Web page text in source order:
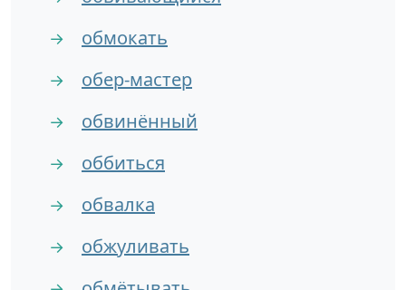
→ обмокать
→ обер-мастер
→ обвинённый
→ оббиться
→ обвалка
→ обжуливать